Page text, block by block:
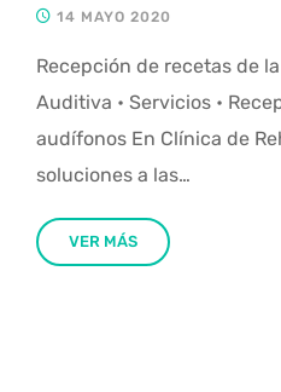
14 MAYO 2020
Recepción de recetas de
Auditiva • Servicios •
audífonos En Clínica de
soluciones a las…
VER MÁS